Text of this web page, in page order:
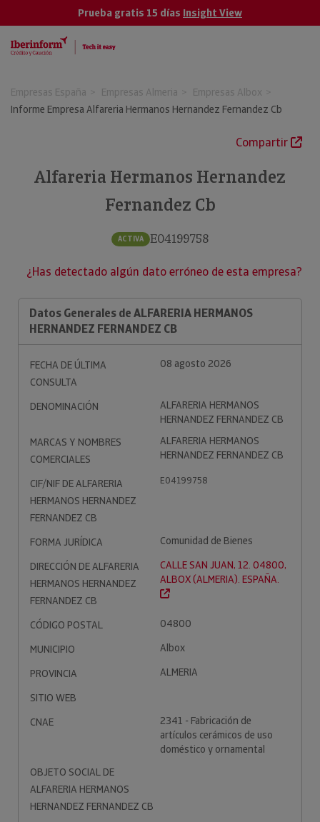
Prueba gratis 15 días Insight View
Empresas España Empresas Almeria
Empresas Albox
Informe Empresa Alfareria Hermanos Hernandez Fernandez Cb
Compartir
Alfareria Hermanos Hernandez
Fernandez Cb
ACTIVA E04199758
¿Has detectado algún dato erróneo de esta empresa?
Datos Generales de ALFARERIA HERMANOS
HERNANDEZ FERNANDEZ CB
FECHA DE ÚLTIMA
CONSULTA
08 agosto 2026
DENOMINACIÓN
ALFARERIA HERMANOS
HERNANDEZ FERNANDEZ CB
MARCAS Y NOMBRES
COMERCIALES
ALFARERIA HERMANOS
HERNANDEZ FERNANDEZ CB
CIF/NIF DE ALFARERIA
HERMANOS HERNANDEZ
FERNANDEZ CB
E04199758
FORMA JURÍDICA
Comunidad de Bienes
DIRECCIÓN DE ALFARERIA
HERMANOS HERNANDEZ
FERNANDEZ CB
CALLE SAN JUAN, 12. 04800,
ALBOX (ALMERIA). ESPAÑA.
CÓDIGO POSTAL
04800
MUNICIPIO
Albox
PROVINCIA
ALMERIA
SITIO WEB
CNAE
2341 - Fabricación de
artículos cerámicos de uso
doméstico y ornamental
OBJETO SOCIAL DE
ALFARERIA HERMANOS
HERNANDEZ FERNANDEZ CB